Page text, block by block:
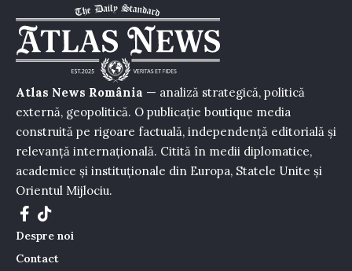
Atlas News România — analiză strategică, politică
externă, geopolitică. O publicație boutique media
construită pe rigoare factuală, independență editorială și
relevanță internațională. Citită în medii diplomatice,
academice și instituționale din Europa, Statele Unite și
Orientul Mijlociu.
Despre noi
Contact